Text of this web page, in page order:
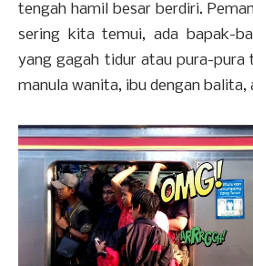
tengah hamil besar berdiri.
sering kita temui, ada bapak-
yang gagah tidur atau pura-pura
manula wanita, ibu dengan balita,